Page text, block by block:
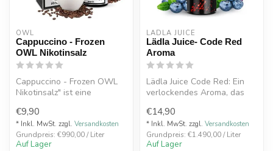
OWL
Cappuccino - Frozen
OWL Nikotinsalz
Cappuccino - Frozen OWL
Nikotinsalz" ist eine
aromat...
€9,90
* Inkl. MwSt. zzgl. Versandkosten
Grundpreis: €990,00 / Liter
Auf Lager
LÄDLA JUICE
Lädla Juice- Code Red
Aroma
Lädla Juice Code Red: Ein
verlockendes Aroma, das
fruc...
€14,90
* Inkl. MwSt. zzgl. Versandkosten
Grundpreis: €1.490,00 / Liter
Auf Lager